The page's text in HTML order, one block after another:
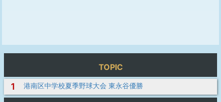
TOPIC
1 港南区中学校夏季野球大会 東永谷優勝